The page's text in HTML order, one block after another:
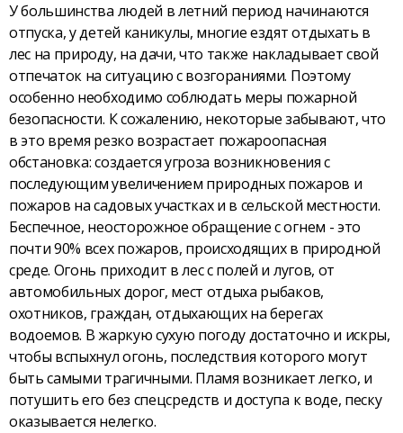
У большинства людей в летний период начинаются
отпуска, у детей каникулы, многие ездят отдыхать в
лес на природу, на дачи, что также накладывает свой
отпечаток на ситуацию с возгораниями. Поэтому
особенно необходимо соблюдать меры пожарной
безопасности. К сожалению, некоторые забывают, что
в это время резко возрастает пожароопасная
обстановка: создается угроза возникновения с
последующим увеличением природных пожаров и
пожаров на садовых участках и в сельской местности.
Беспечное, неосторожное обращение с огнем - это
почти 90% всех пожаров, происходящих в природной
среде. Огонь приходит в лес с полей и лугов, от
автомобильных дорог, мест отдыха рыбаков,
охотников, граждан, отдыхающих на берегах
водоемов. В жаркую сухую погоду достаточно и искры,
чтобы вспыхнул огонь, последствия которого могут
быть самыми трагичными. Пламя возникает легко, и
потушить его без спецсредств и доступа к воде, песку
оказывается нелегко.